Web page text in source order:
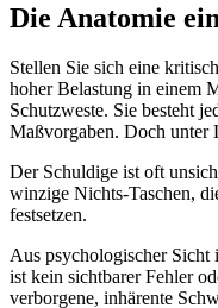
Die Anatomie
Stellen Sie sich eine
hoher Belastung in einem
Schutzweste. Sie besteht
Maßvorgaben. Doch unter
Der Schuldige ist oft
winzige Nichts-Taschen,
festsetzen.
Aus psychologischer Sicht
ist kein sichtbarer Fehler
verborgene, inhärente